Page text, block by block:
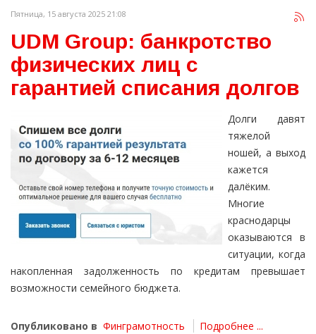
Пятница, 15 августа 2025 21:08
UDM Group: банкротство
физических лиц с
гарантией списания долгов
Долги давят
тяжелой
ношей, а выход
кажется
далёким.
Многие
краснодарцы
оказываются в
ситуации, когда
накопленная задолженность по кредитам превышает
возможности семейного бюджета.
Опубликовано в Финграмотность Подробнее ...